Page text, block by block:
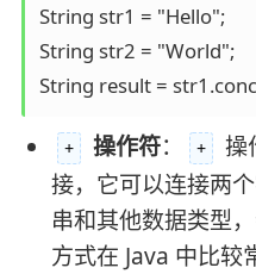
String str1 = "Hello";
String str2 = "World";
String result =
+ 操作符： +
操
接，它可以连接两
串和其他数据类型
方式在 Java 中比较